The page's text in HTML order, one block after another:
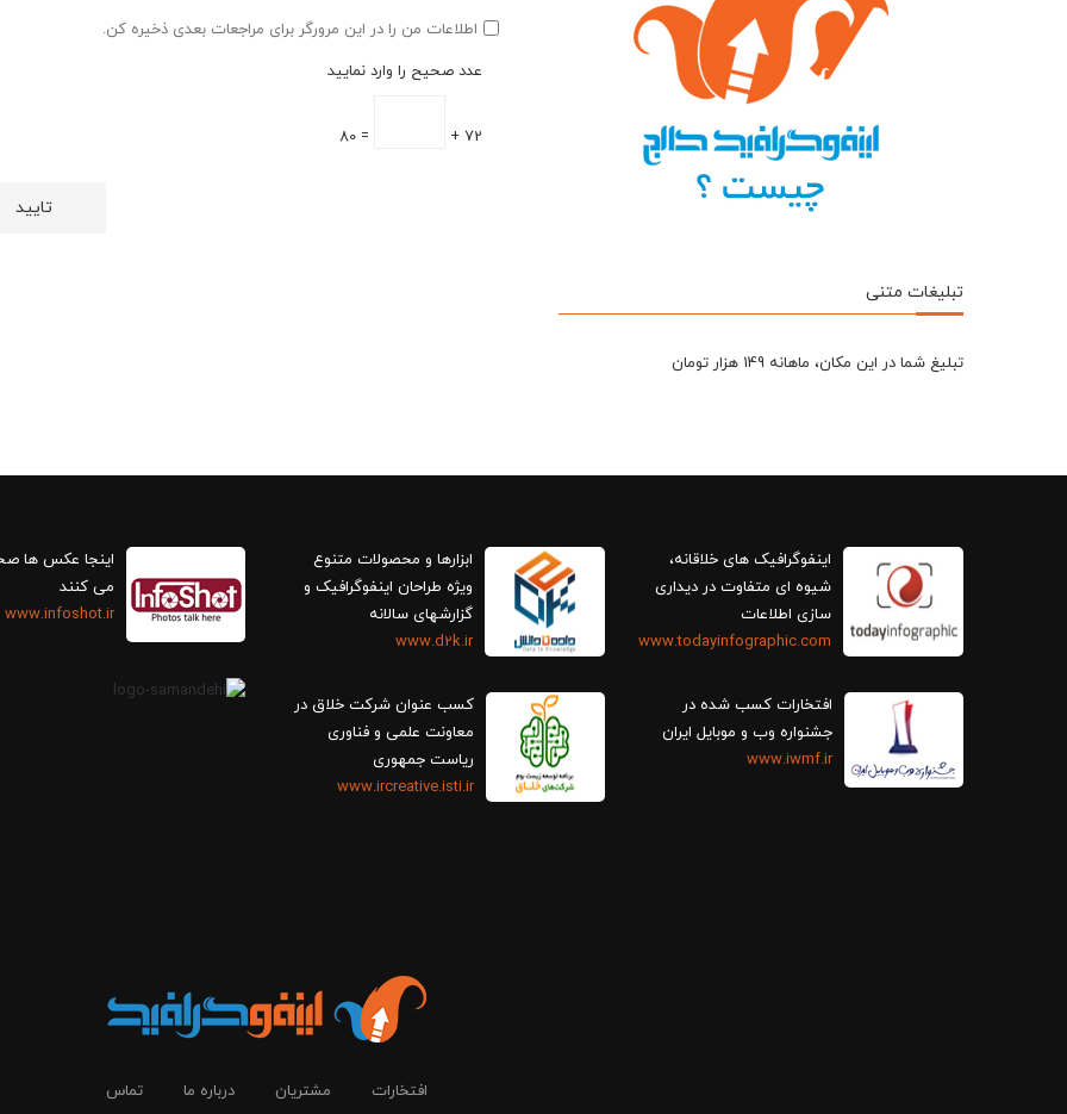
اطلاعات من را در این مرورگر برای مراجعات بعدی ذخیره کن.
عدد صحیح را وارد نمایید
72 +
= 80
تبلیغات متنی
تبلیغ شما در این مکان، ماهانه 149 هزار تومان
اینفوگرافیک های خلاقانه،
سازی اطلاعات
www.todayinfographic.com
افتخارات کسب شده در
جشنواره وب و موبایل ایران
www.iwmf.ir
ابزارها و محصولات متنوع
ویژه طراحان اینفوگرافیک و
گزارش‎های سالانه
www.d2k.ir
کسب عنوان شرکت خلاق در
معاونت علمی و فناوری
ریاست جمهوری
www.ircreative.isti.ir
اینجا عکس ها
می کنند
www.infoshot.ir
افتخارات مشتریان درباره ما تماس